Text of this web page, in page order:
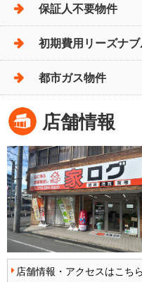
保証人不要物件
初期費用リーズナ
都市ガス物件
店舗情報
店舗情報・アクセスはこちら